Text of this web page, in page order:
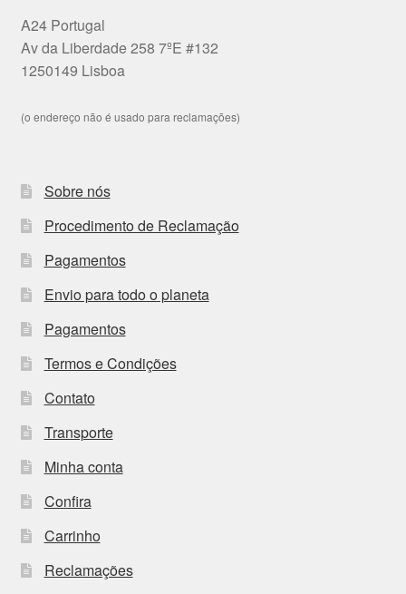
A24 Portugal
Av da Liberdade 258 7ºE #132
1250149 Lisboa
(o endereço não é usado para reclamações)
Sobre nós
Procedimento de Reclamação
Pagamentos
Envio para todo o planeta
Pagamentos
Termos e Condições
Contato
Transporte
Minha conta
Confira
Carrinho
Reclamações